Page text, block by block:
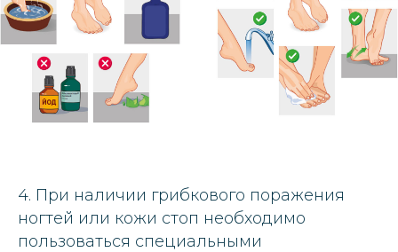
4. При наличии грибкового поражения
ногтей или кожи стоп необходимо
пользоваться специальными